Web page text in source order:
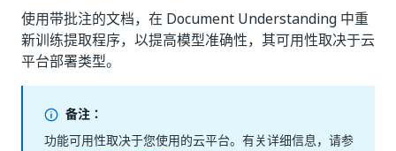
使用带批注的文档，在 Document Understanding 中重
新训练提取程序，以提高模型准确性，其可用性取决于云
平台部署类型。
备注：
功能可用性取决于您使用的云平台。有关详细信息，请参